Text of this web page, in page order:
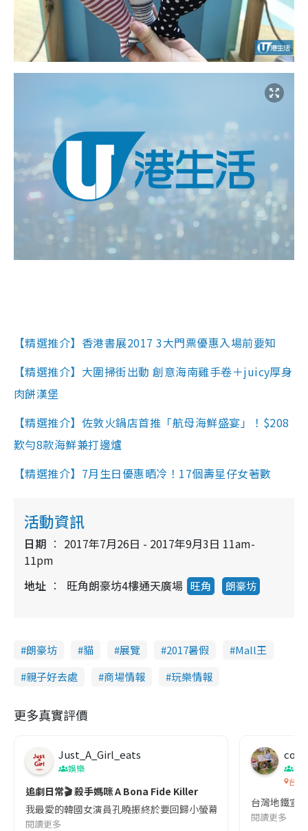
【精選推介】香港書展2017 3大門票優惠入場前要知
【精選推介】大圍掃街出動 創意海南雞手卷＋juicy厚身
肉餅漢堡
【精選推介】佐敦火鍋店首推「航母海鮮盛宴」！$208
歎勻8款海鮮兼打邊爐
【精選推介】7月生日優惠晒冷！17個壽星仔女著數
活動資訊
日期
2017年7月26日 - 2017年9月3日 11am-
11pm
地址
旺角朗豪坊4樓通天廣場 旺角 朗豪坊
朗豪坊 貓 展覽 2017暑假
Mall王
親子好去處
商場情報 玩樂情報
更多真實評價
Just_A_Girl_eats
娛樂
追劇日常🎬 殺手媽咪 A Bona Fide Killer
我最愛的韓國女演員孔曉振終於要回歸小螢幕啦!這次的劇本改編
閱讀更多
co
吹
台灣
台灣地鐵宣
閱讀更多